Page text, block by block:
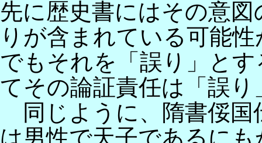
先に歴史書にはその意
りが含まれている可能
でもそれを「誤り」と
てその論証責任は「誤
同じように、隋書俀国
は男性で天子であるに